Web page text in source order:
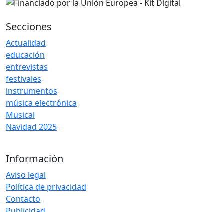
Secciones
Actualidad
educación
entrevistas
festivales
instrumentos
música electrónica
Musical
Navidad 2025
Información
Aviso legal
Política de privacidad
Contacto